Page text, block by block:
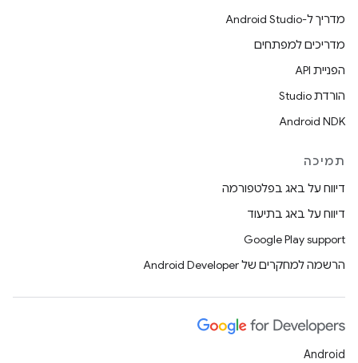
מדריך ל-Android Studio
מדריכים למפתחים
הפניית API
הורדת Studio
Android NDK
תמיכה
דיווח על באג בפלטפורמה
דיווח על באג בתיעוד
Google Play support
הרשמה למחקרים של Android Developer
Android